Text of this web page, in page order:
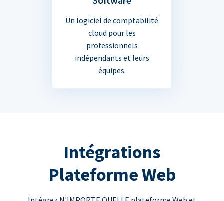
Un logiciel de comptabilité
cloud pour les
professionnels
indépendants et leurs
équipes.
Intégrations
Plateforme Web